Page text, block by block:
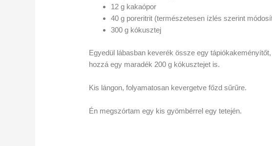
12 g kakaópor
40 g poreritrit (természetesen ízlés szerint
300 g kókusztej
Egyedül lábasban keverék össze egy
hozzá egy maradék 200 g kókusztejet is.
Kis lángon, folyamatosan kevergetve főzd sűrűre.
Én megszórtam egy kis gyömbérrel egy tetején.